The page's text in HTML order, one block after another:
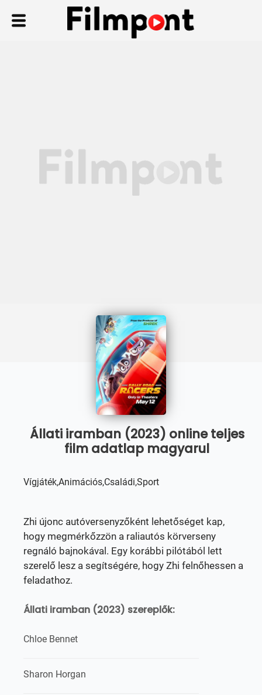
Állati iramban (2023) online teljes
film adatlap magyarul
Vígjáték,Animációs,Családi,Sport
Zhi újonc autóversenyzőként lehetőséget kap,
hogy megmérkőzzön a raliautós körverseny
regnáló bajnokával. Egy korábbi pilótából lett
szerelő lesz a segítségére, hogy Zhi felnőhessen a
feladathoz.
Állati iramban (2023) szereplők:
Chloe Bennet
Sharon Horgan